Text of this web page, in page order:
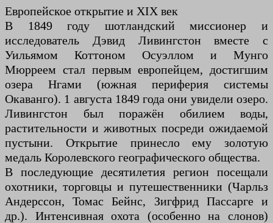
Европейское открытие и XIX век
В 1849 году шотландский миссионер и
исследователь Дэвид Ливингстон вместе с
Уильямом Коттоном Осуэллом и Мунго
Мюрреем стал первым европейцем, достигшим
озера Нгами (южная периферия системы
Окаванго). 1 августа 1849 года они увидели озеро.
Ливингстон был поражён обилием воды,
растительности и животных посреди ожидаемой
пустыни. Открытие принесло ему золотую
медаль Королевского географического общества.
В последующие десятилетия регион посещали
охотники, торговцы и путешественники (Чарльз
Андерссон, Томас Бейнс, Зигфрид Пассарге и
др.). Интенсивная охота (особенно на слонов)